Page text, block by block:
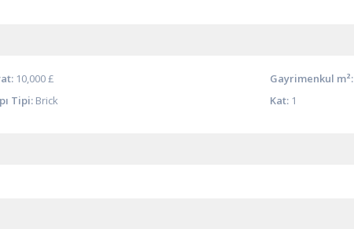
10,000 £ Gayrimenkul m²:
Tipi: Brick Kat: 1